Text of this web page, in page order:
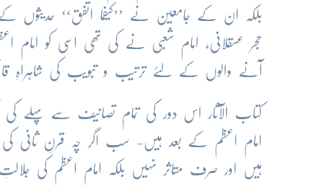
بلکہ ان کے جامعین نے ’’کیفما اتفق‘‘ حدیثوں
حجر عسقلانی، امام شعبی نے کی تھی اسی کو
آنے والوں کے لئے ترتیب و تبویب کی شاہراہِ
کتاب الآثار اس دور کی تمام تصانیف سے پہلے
امام اعظم کے بعد ہیں- سب اگر چہ قرنِ ثانی کی
ہیں اور صرف متاثر نہیں بلکہ امام اعظم کی